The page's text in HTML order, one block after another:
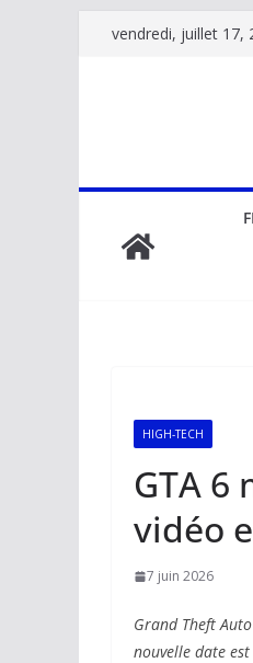
Passervendredi, juillet 17,
HIGH-TECH
GTA 6
vidéo
7 juin 2026
Grand Theft
nouvelle date